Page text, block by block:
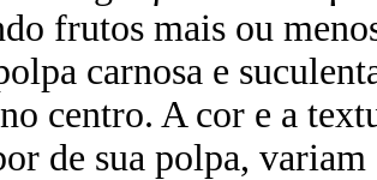
frutos mais ou
carnosa e
centro. A cor e a
de sua polpa,